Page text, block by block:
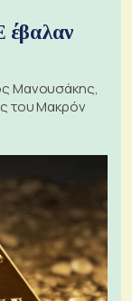
έβαλαν
Μανουσάκης,
του Μακρόν